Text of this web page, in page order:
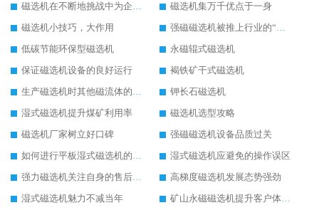
磁选机在不断地挑战中为企业打造锦绣前程
磁选机集万千优点于一身
磁选机小技巧，大作用
强磁磁选机被推上行业的“风口浪尖”
低碳节能环保型磁选机
永磁辊式磁选机
保证磁选机设备的良好运行
褐铁矿干式磁选机
生产磁选机时其他磁流体的生产
钾长石磁选机
湿式磁选机提升煤矿利用率
磁选机选型攻略
磁选机厂家树立好口碑
强磁磁选机设备品质过关
如何进行平板湿式磁选机的磁筒更换
湿式磁选机应避免的操作误区
强力磁选机关注自身的售后服务
高梯度磁选机发展态势强劲
湿式磁选机魅力不减当年
矿山永磁磁选机提升客户体验度